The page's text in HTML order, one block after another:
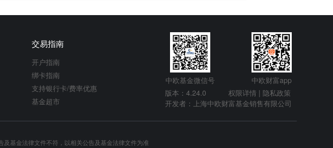
交易指南
开户指南
绑卡指南
支持银行卡/费率优惠
基金超市
中欧基金微信号
版本：4.24.0
权限详情 | 隐私政策
开发者：上海中欧财富基金销售有限公司
中欧财富app
基金法律文件不符，以相关公告及基金法律文件为准